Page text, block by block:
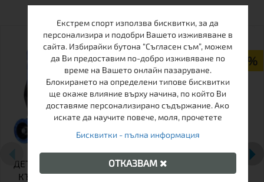
ДЕТСКИ РЕГУЛИРУЕМИ
КЪНКИ SFR STORM II
ПРОМО
-29%
РОЛКОВИ КЪНКИ RIO
ROLLER SCRIPT
Екстрем спорт използва бисквитки, за да
персонализира и подобри Вашето изживяване в
сайта. Избирайки бутона “Съгласен съм”, можем
да Ви предоставим по-добро изживяване по
време на Вашето онлайн пазаруване.
Блокирането на определени типове бисквитки
ще окаже влияние върху начина, по който Ви
доставяме персонализирано съдържание. Ако
искате да научите повече, моля, прочетете
Бисквитки - пълна информация
ОТКАЗВАМ